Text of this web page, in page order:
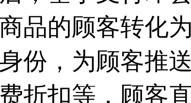
品的顾客转化
份，为顾客推
折扣等，顾客